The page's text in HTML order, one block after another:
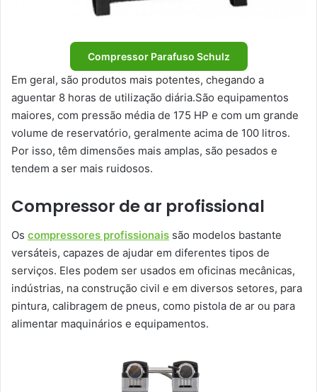
Compressor Parafuso Schulz
Em geral, são produtos mais potentes, chegando a
aguentar 8 horas de utilização diária.São equipamentos
maiores, com pressão média de 175 HP e com um grande
volume de reservatório, geralmente acima de 100 litros.
Por isso, têm dimensões mais amplas, são pesados e
tendem a ser mais ruidosos.
Compressor de ar profissional
Os compressores profissionais são modelos bastante
versáteis, capazes de ajudar em diferentes tipos de
serviços. Eles podem ser usados em oficinas mecânicas,
indústrias, na construção civil e em diversos setores, para
pintura, calibragem de pneus, como pistola de ar ou para
alimentar maquinários e equipamentos.